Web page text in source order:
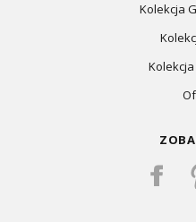
Kolekcja
Kolekcja